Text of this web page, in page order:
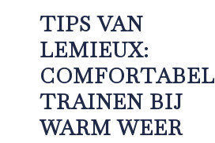
TIPS VAN
LEMIEUX:
COMFORTABEL
TRAINEN BIJ
WARM WEER